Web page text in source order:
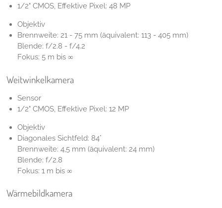
1/2" CMOS, Effektive Pixel: 48 MP
Objektiv
Brennweite: 21 - 75 mm (äquivalent: 113 - 405 mm)
Blende: f/2.8 - f/4.2
Fokus: 5 m bis ∞
Weitwinkelkamera
Sensor
1/2" CMOS, Effektive Pixel: 12 MP
Objektiv
Diagonales Sichtfeld: 84°
Brennweite: 4,5 mm (äquivalent: 24 mm)
Blende: f/2.8
Fokus: 1 m bis ∞
Wärmebildkamera